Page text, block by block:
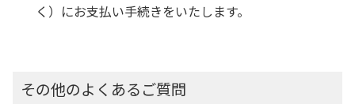
く）にお支払い手続きをいたします。
その他のよくあるご質問